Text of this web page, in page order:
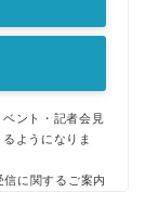
ント・記者会見
ようになりま
信に関するご案内